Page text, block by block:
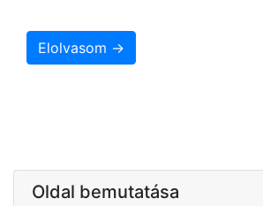
Elolvasom →
Oldal bemutatása